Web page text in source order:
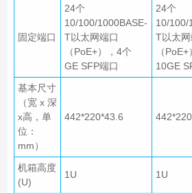
固定端口
24个
10/100/1000BASE-
T以太网端口
（PoE+），4个
GE SFP端口
24个
10/100/
T以太网
（
10GE
基本尺寸
（宽 x 深
x高，单
位：
mm）
442*220*43.6
机箱高度
(U)
1U 1U